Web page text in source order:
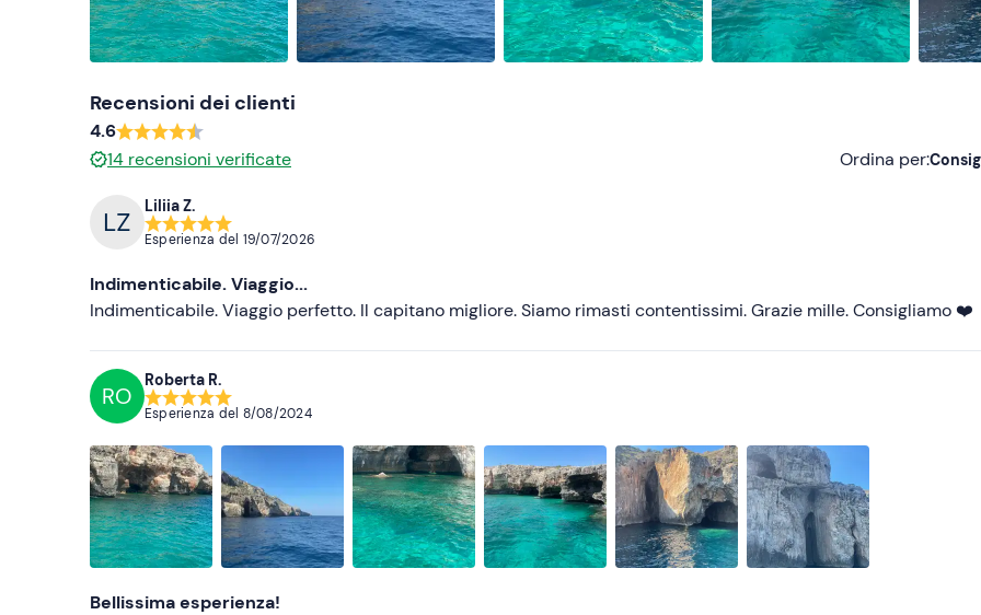
Recensioni dei clienti
4.6
14 recensioni verificate Ordina per:
Meno recenti
Più alte
Liliia Z.
Esperienza del 19/07/2026
Indimenticabile. Viaggio...
Indimenticabile. Viaggio perfetto. Il capitano migliore. Siamo rimasti contentissimi. Grazie mille. Consigliamo ❤️
RO
Roberta R.
Esperienza del 8/08/2024
Bellissima esperienza!